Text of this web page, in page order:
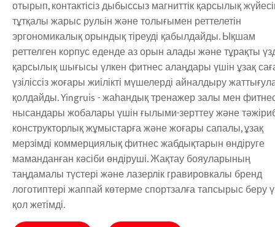
отырып, контактісіз дыбыссыз магниттік қарсылық
тұтқалы жарыс рульін және толығымен реттелетін
эргономикалық орындық тіреуді қабылдайды. Ықшам
реттелген корпус еденде аз орын алады және тұрақты
қарсылық шығысы үлкен фитнес алаңдары үшін ұзақ
үзіліссіз жоғары жиілікті мүшелерді айналдыру
қолдайды. Yingruis - жаһандық тренажер залы мен
нысандары жобалары үшін ғылыми-зерттеу және
конструкторлық жұмыстарға және жоғары сапалы, ұзақ
мерзімді коммерциялық фитнес жабдықтарын өндіруге
маманданған кәсіби өндіруші. Жақтау бояуларының
таңдамалы түстері және лазерлік гравировкалы бренд
логотиптері жаппай көтерме спортзалға тапсырыс беру
қол жетімді.